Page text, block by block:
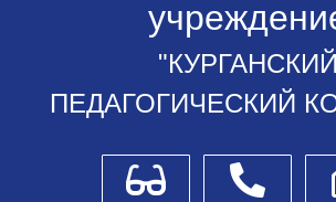
"КУРГАНСКИЙ
ПЕДАГОГИЧЕСКИЙ
Для слабовидящих